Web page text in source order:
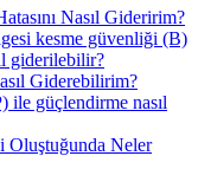
Nasıl Gideririm?
kesme güvenliği (B)
giderilebilir?
Giderebilirim?
ile güçlendirme nasıl
Oluştuğunda Neler